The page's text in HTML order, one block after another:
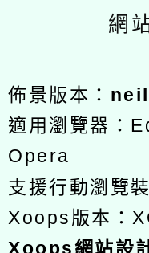
網
佈景版本：
適用瀏覽器：
Opera
支援行動瀏覽
Xoops版本：
Xoops網站設